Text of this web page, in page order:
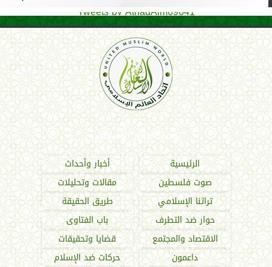
Tweets by AthadAlm69641
اتحاد العالم الإسلامي
الرئيسية
أخبار وأحداث
صوت فلسطين
مقالات وتحليلات
تراثنا الإسلامي
طريق الحقيقة
حوار ضد التطرف
باب الفتاوى
الاقتصاد والمجتمع
قضايا وتحقيقات
داعمون
حركات ضد الإسلام